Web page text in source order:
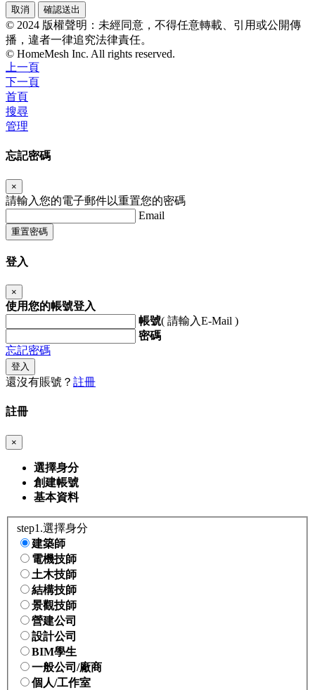
取消 確認送出
© 2024 版權聲明：未經同意，不得任意轉載、引用或公開傳
播，違者一律追究法律責任。
© HomeMesh Inc. All rights reserved.
上一頁
下一頁
首頁
搜尋
管理
忘記密碼
×
請輸入您的電子郵件以重置您的密碼
Email
重置密碼
登入
×
使用您的帳號登入
帳號( 請輸入E-Mail )
密碼
忘記密碼
登入
還沒有賬號？ 註冊
註冊
×
選擇身分
創建帳號
基本資料
step1.選擇身分
建築師
電機技師
土木技師
結構技師
景觀技師
營建公司
設計公司
BIM學生
一般公司/廠商
個人/工作室